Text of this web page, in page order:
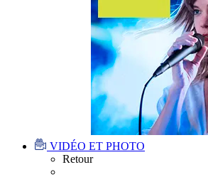
VIDÉO ET PHOTO
Retour